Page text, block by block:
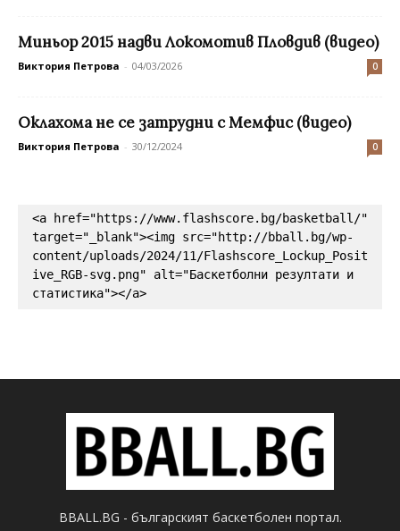
Миньор 2015 надви Локомотив Пловдив (видео)
Виктория Петрова - 04/03/2026 0
Оклахома не се затрудни с Мемфис (видео)
Виктория Петрова - 30/12/2024 0
<a href="https://www.flashscore.bg/basketball/"
target="_blank"><img src="http://bball.bg/wp-
content/uploads/2024/11/Flashscore_Lockup_Posit
ive_RGB-svg.png" alt="Баскетболни резултати и
статистика"></a>
BBALL.BG - българският баскетболен портал.